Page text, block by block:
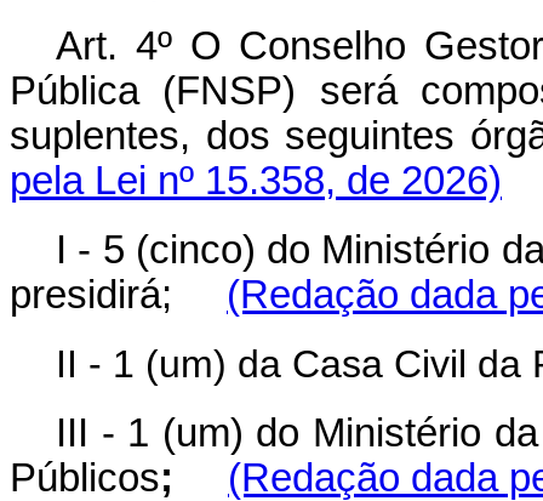
Art. 4º O Conselho
Pública (FNSP) será
suplentes, dos seguintes
pela Lei nº 15.358, de 2026)
I - 5 (cinco) do Ministério
presidirá; (Redação dada
II - 1 (um) da Casa Civil da
III - 1 (um) do Ministério
Públicos; (Redação dada